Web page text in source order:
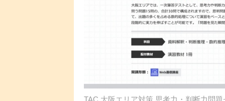
TAC 大阪エリア対策 思考力・判断力問題